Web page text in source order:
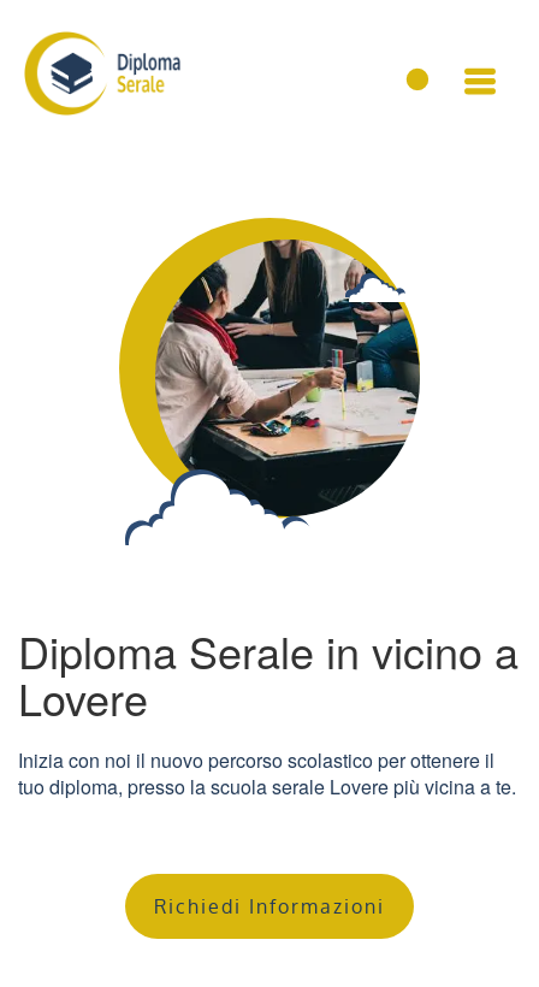
Diploma Serale in vicino a
Lovere
Inizia con noi il nuovo percorso scolastico per ottenere il
tuo diploma, presso la scuola serale Lovere più vicina a te.
Richiedi Informazioni